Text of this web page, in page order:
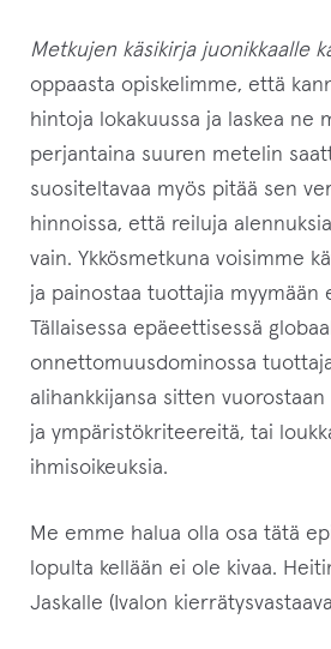
Oma tili
Metkujen käsikirja juonikkaalle
oppaasta opiskelimme, että
hintoja lokakuussa ja laskea ne
perjantaina suuren metelin
suositeltavaa myös pitää sen
hinnoissa, että reiluja
vain. Ykkösmetkuna voisimme
ja painostaa tuottajia myymään
Tällaisessa epäeettisessä
onnettomuusdominossa
alihankkijansa sitten
ja ympäristökriteereitä, tai
ihmisoikeuksia.
Me emme halua olla osa tätä
lopulta kellään ei ole kivaa.
Jaskalle (Ivalon